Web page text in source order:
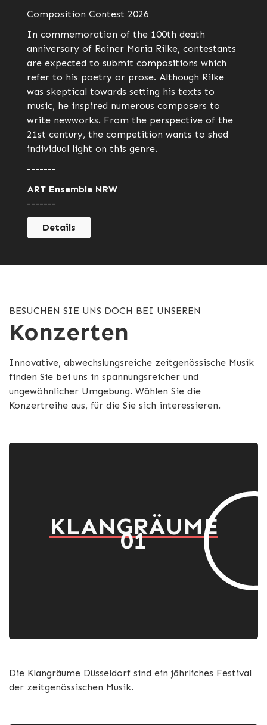
Composition Contest 2026
In commemoration of the 100th death
anniversary of Rainer Maria Rilke, contestants
are expected to submit compositions which
refer to his poetry or prose. Although Rilke
was skeptical towards setting his texts to
music, he inspired numerous composers to
write newworks. From the perspective of the
21st century, the competition wants to shed
individual light on this genre.
-------
ART Ensemble NRW
-------
Details
BESUCHEN SIE UNS DOCH BEI UNSEREN
Konzerten
Innovative, abwechslungsreiche zeitgenössische Musik
finden Sie bei uns in spannungsreicher und
ungewöhnlicher Umgebung. Wählen Sie die
Konzertreihe aus, für die Sie sich interessieren.
01
KLANGRÄUME
Die Klangräume Düsseldorf sind ein jährliches Festival
der zeitgenössischen Musik.